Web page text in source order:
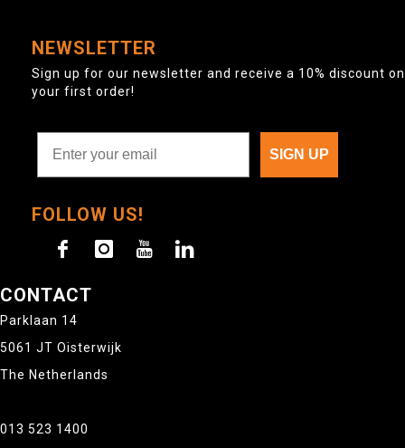
NEWSLETTER
Sign up for our newsletter and receive a 10% discount on
your first order!
SIGN UP
FOLLOW US!
CONTACT
Parklaan 14
5061 JT Oisterwijk
The Netherlands
013 523 1400